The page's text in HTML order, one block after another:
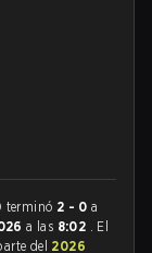
terminó 2 - 0 a
a las 8:02 . El
del 2026